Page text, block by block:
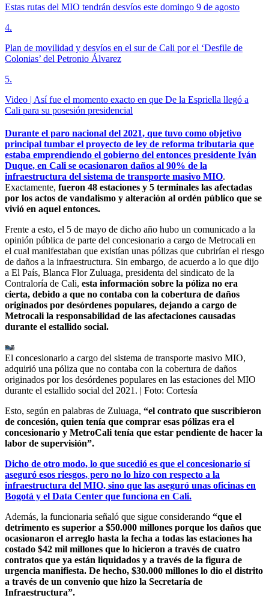
Estas rutas del MIO tendrán desvíos este domingo 9 de agosto
4.
Plan de movilidad y desvíos en el sur de Cali por el ‘Desfile de
Colonias’ del Petronio Álvarez
5.
Video | Así fue el momento exacto en que De la Espriella llegó a
Cali para su posesión presidencial
Durante el paro nacional del 2021, que tuvo como objetivo
principal tumbar el proyecto de ley de reforma tributaria que
estaba emprendiendo el gobierno del entonces presidente Iván
Duque, en Cali se ocasionaron daños al 90% de la
infraestructura del sistema de transporte masivo MIO.
Exactamente, fueron 48 estaciones y 5 terminales las afectadas
por los actos de vandalismo y alteración al ordén público que se
vivió en aquel entonces.
Frente a esto, el 5 de mayo de dicho año hubo un comunicado a la
opinión pública de parte del concesionario a cargo de Metrocali en
el cual manifestaban que existían unas pólizas que cubrirían el riesgo
de daños a la infraestructura. Sin embargo, de acuerdo a lo que dijo
a El País, Blanca Flor Zuluaga, presidenta del sindicato de la
Contraloría de Cali, esta información sobre la póliza no era
cierta, debido a que no contaba con la cobertura de daños
originados por desórdenes populares, dejando a cargo de
Metrocali la responsabilidad de las afectaciones causadas
durante el estallido social.
El concesionario a cargo del sistema de transporte masivo MIO,
adquirió una póliza que no contaba con la cobertura de daños
originados por los desórdenes populares en las estaciones del MIO
durante el estallido social del 2021. | Foto: Cortesía
Esto, según en palabras de Zuluaga, “el contrato que suscribieron
de concesión, quien tenía que comprar esas pólizas era el
concesionario y MetroCali tenía que estar pendiente de hacer la
labor de supervisión”.
Dicho de otro modo, lo que sucedió es que el concesionario sí
aseguró esos riesgos, pero no lo hizo con respecto a la
infraestructura del MIO, sino que las aseguró unas oficinas en
Bogotá y el Data Center que funciona en Cali.
Además, la funcionaria señaló que sigue considerando “que el
detrimento es superior a $50.000 millones porque los daños que
ocasionaron el arreglo hasta la fecha a todas las estaciones ha
costado $42 mil millones que lo hicieron a través de cuatro
contratos que ya están liquidados y a través de la figura de
urgencia manifiesta. De hecho, $30.000 millones lo dio el distrito
a través de un convenio que hizo la Secretaría de
Infraestructura”.